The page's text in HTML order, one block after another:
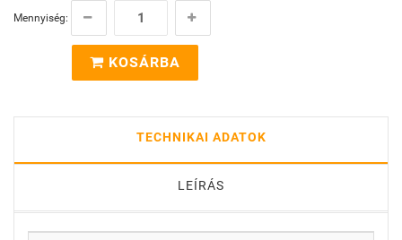
Mennyiség:
KOSÁRBA
TECHNIKAI ADATOK
LEÍRÁS